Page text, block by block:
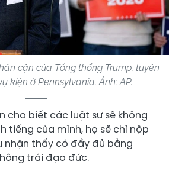
cận của Tổng thống Trump, tuyên
kiện ở Pennsylvania. Ảnh:AP.
cho biết các luật sư sẽ không
tiếng của mình, họ sẽ chỉ nộp
nhận thấy có đầy đủ bằng
trái đạo đức.